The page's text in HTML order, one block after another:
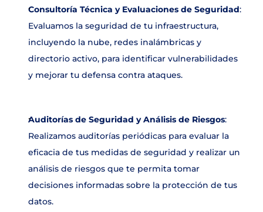
Consultoría Técnica y Evaluaciones de Seguridad:
Evaluamos la seguridad de tu infraestructura,
incluyendo la nube, redes inalámbricas y
directorio activo, para identificar vulnerabilidades
y mejorar tu defensa contra ataques.
Auditorías de Seguridad y Análisis de Riesgos:
Realizamos auditorías periódicas para evaluar la
eficacia de tus medidas de seguridad y realizar un
análisis de riesgos que te permita tomar
decisiones informadas sobre la protección de tus
datos.